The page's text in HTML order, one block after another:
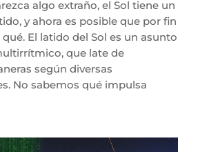
algo extraño, el Sol tiene un
y ahora es posible que por fin
El latido del Sol es un asunto
que late de
según diversas
No sabemos qué impulsa